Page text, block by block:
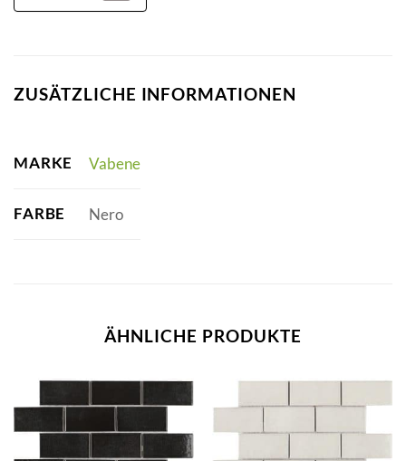
ZUSÄTZLICHE INFORMATIONEN
MARKE Vabene
FARBE Nero
ÄHNLICHE PRODUKTE